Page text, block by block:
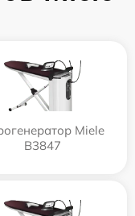
Miele
B3847